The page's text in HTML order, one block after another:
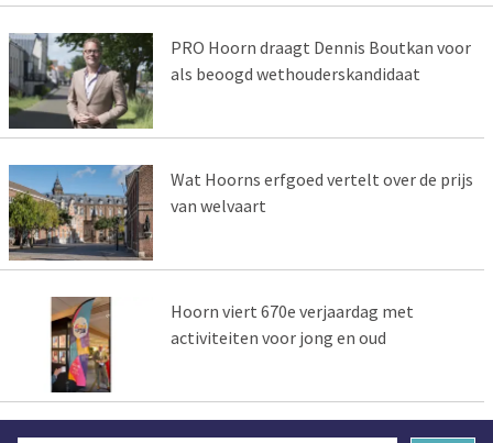
PRO Hoorn draagt Dennis Boutkan voor
als beoogd wethouderskandidaat
Wat Hoorns erfgoed vertelt over de prijs
van welvaart
Hoorn viert 670e verjaardag met
activiteiten voor jong en oud